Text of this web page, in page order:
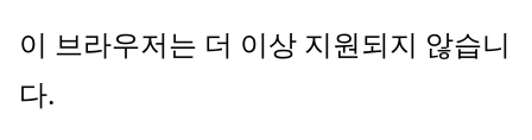
주
콘
이 브라우저는 더 이상 지원되지 않습니
다.